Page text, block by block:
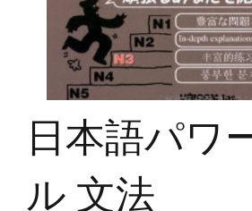
日本語パワ
ル 文法